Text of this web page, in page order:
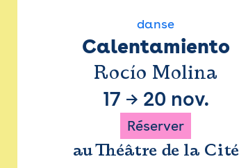
danse
Calentamiento
Rocío Molina
17 → 20 nov.
Réserver
au Théâtre de la Cité